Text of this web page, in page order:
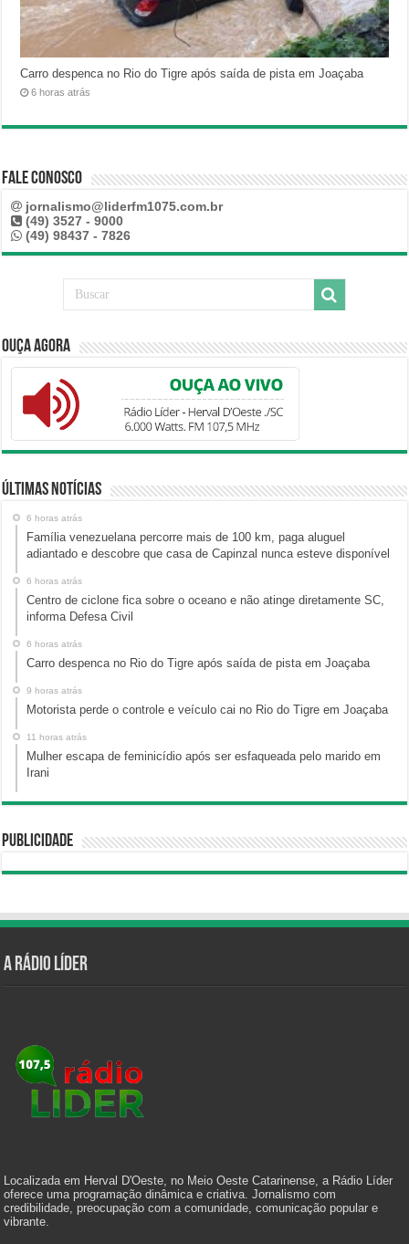
Carro despenca no Rio do Tigre após saída de pista em Joaçaba
6 horas atrás
Fale Conosco
jornalismo@liderfm1075.com.br
(49) 3527 - 9000
(49) 98437 - 7826
Ouça Agora
Últimas Notícias
6 horas atrás
Família venezuelana percorre mais de 100 km, paga aluguel
adiantado e descobre que casa de Capinzal nunca esteve disponível
6 horas atrás
Centro de ciclone fica sobre o oceano e não atinge diretamente SC,
informa Defesa Civil
6 horas atrás
Carro despenca no Rio do Tigre após saída de pista em Joaçaba
9 horas atrás
Motorista perde o controle e veículo cai no Rio do Tigre em Joaçaba
11 horas atrás
Mulher escapa de feminicídio após ser esfaqueada pelo marido em
Irani
Publicidade
A Rádio Líder
Localizada em Herval D'Oeste, no Meio Oeste Catarinense, a Rádio Líder
oferece uma programação dinâmica e criativa. Jornalismo com
credibilidade, preocupação com a comunidade, comunicação popular e
vibrante.